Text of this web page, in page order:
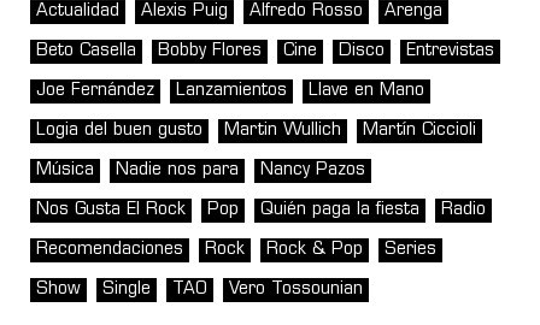
Actualidad Alexis Puig Alfredo Rosso Arenga
Beto Casella Bobby Flores Cine Disco Entrevistas
Joe Fernández Lanzamientos Llave en Mano
Logia del buen gusto Martin Wullich Martín Ciccioli
Música Nadie nos para Nancy Pazos
Nos Gusta El Rock Pop Quién paga la fiesta Radio
Recomendaciones Rock Rock & Pop Series
Show Single TAO Vero Tossounian